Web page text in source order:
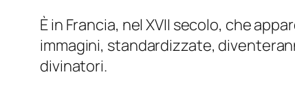
È in Francia, nel XVII secolo, che
immagini, standardizzate,
divinatori.